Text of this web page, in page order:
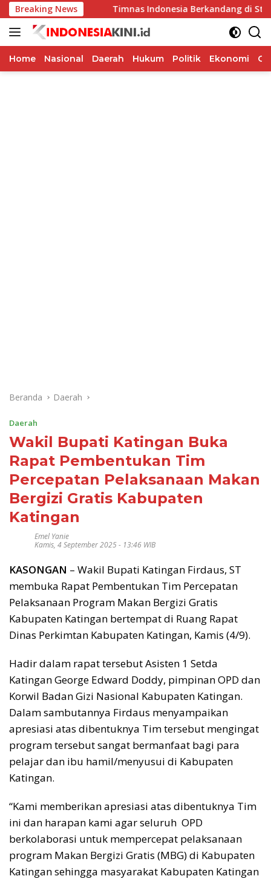
Langsung
ke
konten
Breaking News
Meningkat Timnas Indonesia Berkandang di
Home Nasional Daerah Hukum Politik Ekonomi
Beranda Daerah
Daerah
Wakil Bupati Katingan Buka
Rapat Pembentukan Tim
Percepatan Pelaksanaan Makan
Bergizi Gratis Kabupaten
Katingan
Emel Yanie
Kamis, 4 September 2025 - 13:46 WIB
KASONGAN – Wakil Bupati Katingan Firdaus, ST
membuka Rapat Pembentukan Tim Percepatan
Pelaksanaan Program Makan Bergizi Gratis
Kabupaten Katingan bertempat di Ruang Rapat
Dinas Perkimtan Kabupaten Katingan, Kamis (4/9).
Hadir dalam rapat tersebut Asisten 1 Setda
Katingan George Edward Doddy, pimpinan OPD dan
Korwil Badan Gizi Nasional Kabupaten Katingan.
Dalam sambutannya Firdaus menyampaikan
apresiasi atas dibentuknya Tim tersebut mengingat
program tersebut sangat bermanfaat bagi para
pelajar dan ibu hamil/menyusui di Kabupaten
Katingan.
“Kami memberikan apresiasi atas dibentuknya Tim
ini dan harapan kami agar seluruh OPD
berkolaborasi untuk mempercepat pelaksanaan
program Makan Bergizi Gratis (MBG) di Kabupaten
Katingan sehingga masyarakat Kabupaten Katingan